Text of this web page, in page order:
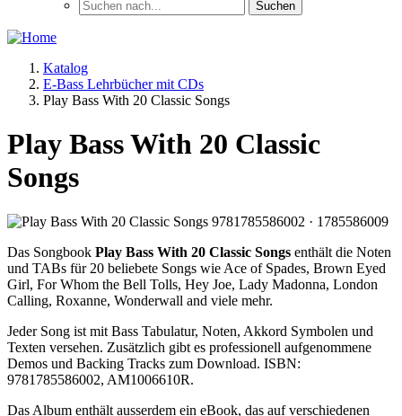
Katalog
E-Bass Lehrbücher mit CDs
Play Bass With 20 Classic Songs
Play Bass With 20 Classic
Songs
Das Songbook Play Bass With 20 Classic Songs enthält die Noten
und TABs für 20 beliebete Songs wie Ace of Spades, Brown Eyed
Girl, For Whom the Bell Tolls, Hey Joe, Lady Madonna, London
Calling, Roxanne, Wonderwall and viele mehr.
Jeder Song ist mit Bass Tabulatur, Noten, Akkord Symbolen und
Texten versehen. Zusätzlich gibt es professionell aufgenommene
Demos und Backing Tracks zum Download. ISBN:
9781785586002, AM1006610R.
Das Album enthält ausserdem ein eBook, das auf verschiedenen